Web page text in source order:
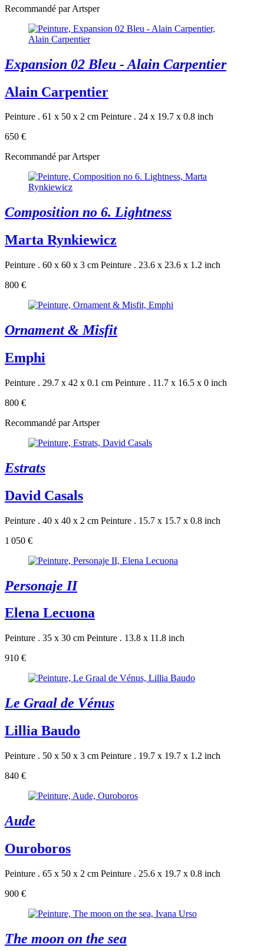
Recommandé par Artsper
Expansion 02 Bleu - Alain Carpentier
Alain Carpentier
Peinture . 61 x 50 x 2 cm Peinture . 24 x 19.7 x 0.8 inch
650 €
Recommandé par Artsper
Composition no 6. Lightness
Marta Rynkiewicz
Peinture . 60 x 60 x 3 cm Peinture . 23.6 x 23.6 x 1.2 inch
800 €
Ornament & Misfit
Emphi
Peinture . 29.7 x 42 x 0.1 cm Peinture . 11.7 x 16.5 x 0 inch
800 €
Recommandé par Artsper
Estrats
David Casals
Peinture . 40 x 40 x 2 cm Peinture . 15.7 x 15.7 x 0.8 inch
1 050 €
Personaje II
Elena Lecuona
Peinture . 35 x 30 cm Peinture . 13.8 x 11.8 inch
910 €
Le Graal de Vénus
Lillia Baudo
Peinture . 50 x 50 x 3 cm Peinture . 19.7 x 19.7 x 1.2 inch
840 €
Aude
Ouroboros
Peinture . 65 x 50 x 2 cm Peinture . 25.6 x 19.7 x 0.8 inch
900 €
The moon on the sea